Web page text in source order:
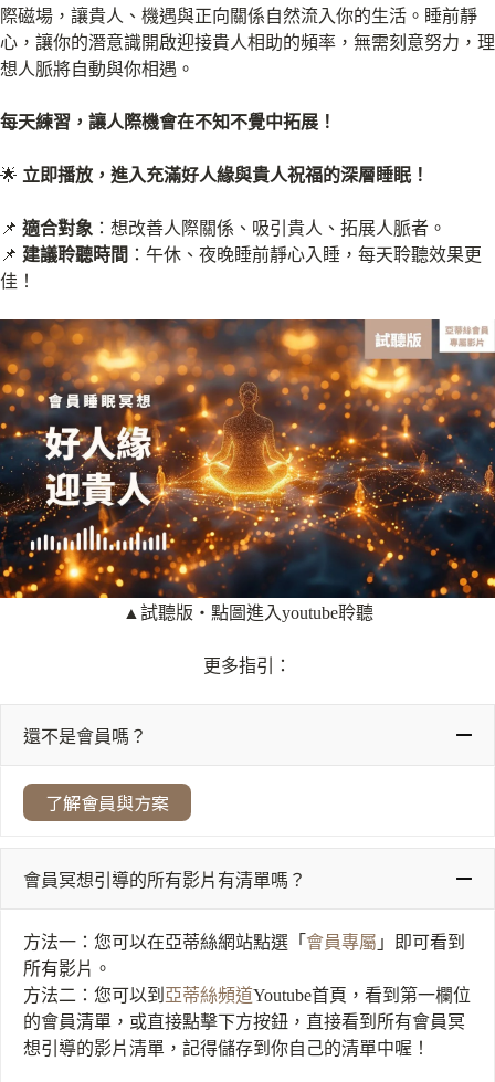
際磁場，讓貴人、機遇與正向關係自然流入你的生活。睡前靜
心，讓你的潛意識開啟迎接貴人相助的頻率，無需刻意努力，理
想人脈將自動與你相遇。
每天練習，讓人際機會在不知不覺中拓展！
🌟 立即播放，進入充滿好人緣與貴人祝福的深層睡眠！
📌 適合對象 ：想改善人際關係、吸引貴人、拓展人脈者。
📌 建議聆聽時間 ：午休、夜晚睡前靜心入睡，每天聆聽效果更
佳！
▲試聽版‧點圖進入youtube聆聽
更多指引：
還不是會員嗎？
了解會員與方案
會員冥想引導的所有影片有清單嗎？
方法一：您可以在亞蒂絲網站點選「 會員專屬 」即可看到
所有影片。
方法二：您可以到 亞蒂絲頻道Youtube首頁，看到第一欄位
的會員清單，或直接點擊下方按鈕，直接看到所有會員冥
想引導的影片清單，記得儲存到你自己的清單中喔！